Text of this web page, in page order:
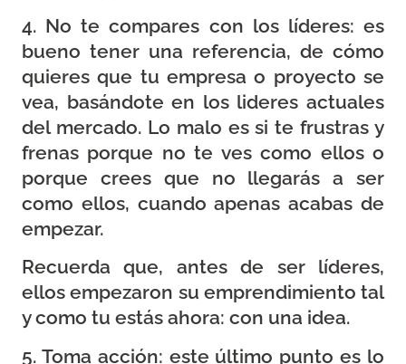
4. No te compares con los líderes: es
bueno tener una referencia, de cómo
quieres que tu empresa o proyecto se
vea, basándote en los lideres actuales
del mercado. Lo malo es si te frustras y
frenas porque no te ves como ellos o
porque crees que no llegarás a ser
como ellos, cuando apenas acabas de
empezar.
Recuerda que, antes de ser líderes,
ellos empezaron su emprendimiento tal
y como tu estás ahora: con una idea.
5. Toma acción: este último punto es lo